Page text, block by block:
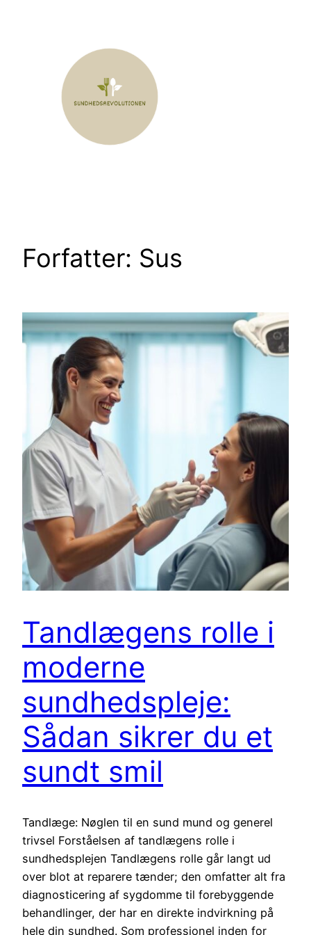
Forfatter: Sus
Tandlægens rolle i
moderne
sundhedspleje:
Sådan sikrer du et
sundt smil
Tandlæge: Nøglen til en sund mund og generel
trivsel Forståelsen af tandlægens rolle i
sundhedsplejen Tandlægens rolle går langt ud
over blot at reparere tænder; den omfatter alt fra
diagnosticering af sygdomme til forebyggende
behandlinger, der har en direkte indvirkning på
hele din sundhed. Som professionel inden for